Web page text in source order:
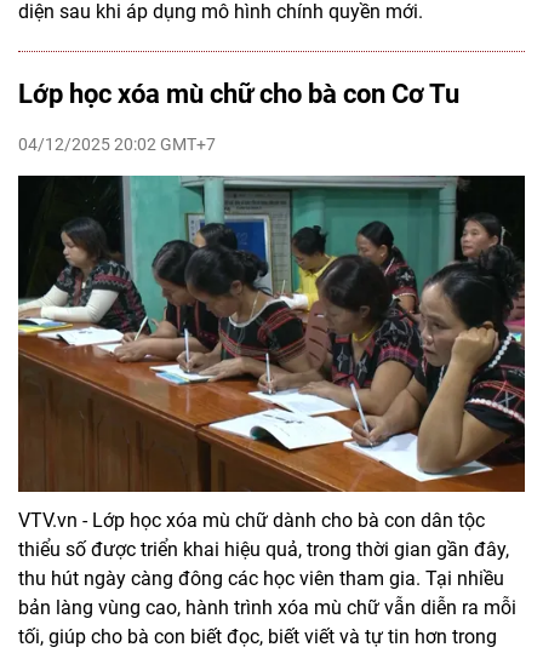
diện sau khi áp dụng mô hình chính quyền mới.
Lớp học xóa mù chữ cho bà con Cơ Tu
04/12/2025 20:02 GMT+7
VTV.vn - Lớp học xóa mù chữ dành cho bà con dân tộc
thiểu số được triển khai hiệu quả, trong thời gian gần đây,
thu hút ngày càng đông các học viên tham gia. Tại nhiều
bản làng vùng cao, hành trình xóa mù chữ vẫn diễn ra mỗi
tối, giúp cho bà con biết đọc, biết viết và tự tin hơn trong